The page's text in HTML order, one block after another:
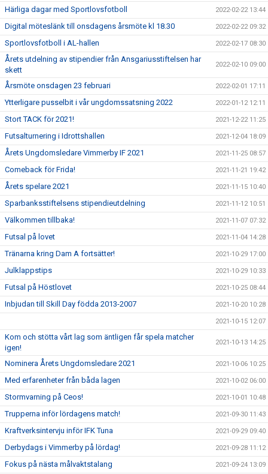
Härliga dagar med Sportlovsfotboll 2022-02-22 13:44
Digital möteslänk till onsdagens årsmöte kl 18.30 2022-02-22 09:32
Sportlovsfotboll i AL-hallen 2022-02-17 08:30
Årets utdelning av stipendier från Ansgariusstiftelsen har
skett
2022-02-10 09:00
Årsmöte onsdagen 23 februari 2022-02-01 17:11
Ytterligare pusselbit i vår ungdomssatsning 2022 2022-01-12 12:11
Stort TACK för 2021! 2021-12-22 11:25
Futsalturnering i Idrottshallen 2021-12-04 18:09
Årets Ungdomsledare Vimmerby IF 2021 2021-11-25 08:57
Comeback för Frida! 2021-11-21 19:42
Årets spelare 2021 2021-11-15 10:40
Sparbanksstiftelsens stipendieutdelning 2021-11-12 10:51
Välkommen tillbaka! 2021-11-07 07:32
Futsal på lovet 2021-11-04 14:28
Tränarna kring Dam A fortsätter! 2021-10-29 17:00
Julklappstips 2021-10-29 10:33
Futsal på Höstlovet 2021-10-25 08:44
Inbjudan till Skill Day födda 2013-2007 2021-10-20 10:28
2021-10-15 12:07
Kom och stötta vårt lag som äntligen får spela matcher
igen!
2021-10-13 14:25
Nominera Årets Ungdomsledare 2021 2021-10-06 10:25
Med erfarenheter från båda lagen 2021-10-02 06:00
Stormvarning på Ceos! 2021-10-01 10:48
Trupperna inför lördagens match! 2021-09-30 11:43
Kraftverksintervju inför IFK Tuna 2021-09-29 09:40
Derbydags i Vimmerby på lördag! 2021-09-28 11:12
Fokus på nästa målvaktstalang 2021-09-24 13:09